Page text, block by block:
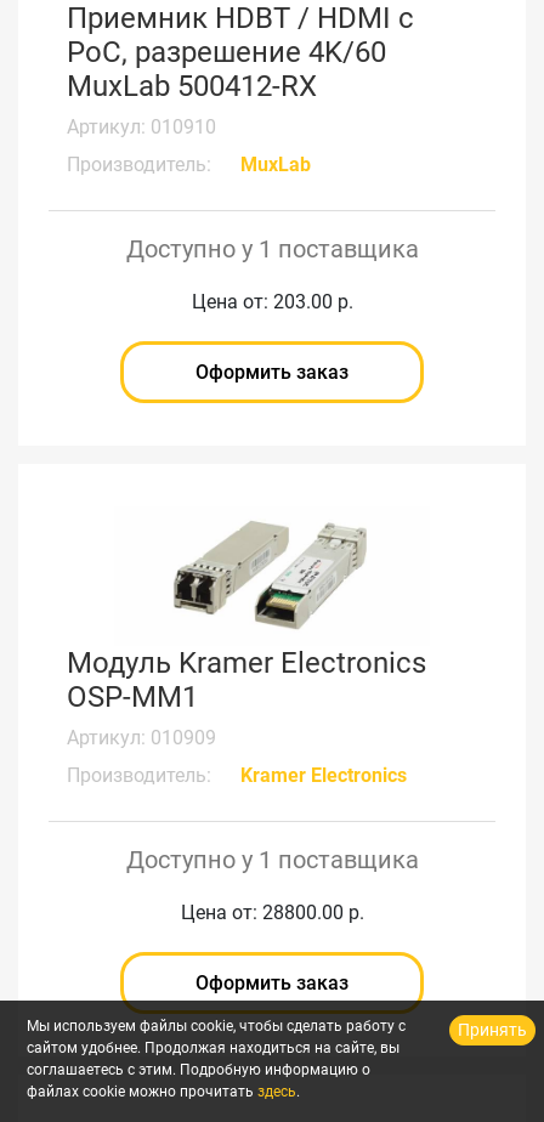
Приемник HDBT / HDMI с
PoC, разрешение 4K/60
MuxLab 500412-RX
Артикул: 010910
Производитель:
MuxLab
Доступно у 1 поставщика
Цена от: 203.00 р.
Оформить заказ
Модуль Kramer Electronics
OSP-MM1
Артикул: 010909
Производитель:
Kramer Electronics
Доступно у 1 поставщика
Цена от: 28800.00 р.
Оформить заказ
Мы используем файлы cookie, чтобы сделать работу с
сайтом удобнее. Продолжая находиться на сайте, вы
соглашаетесь с этим. Подробную информацию о
файлах cookie можно прочитатьздесь.
Принять